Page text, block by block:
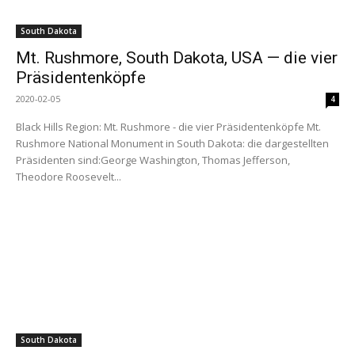
South Dakota
Mt. Rushmore, South Dakota, USA — die vier
Präsidentenköpfe
2020-02-05 4
Black Hills Region: Mt. Rushmore - die vier Präsidentenköpfe Mt.
Rushmore National Monument in South Dakota: die dargestellten
Präsidenten sind:George Washington, Thomas Jefferson,
Theodore Roosevelt...
South Dakota